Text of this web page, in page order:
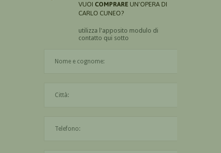
VUOI COMPRARE UN'OPERA DI
CARLO CUNEO?
utilizza l'apposito modulo di
contatto qui sotto